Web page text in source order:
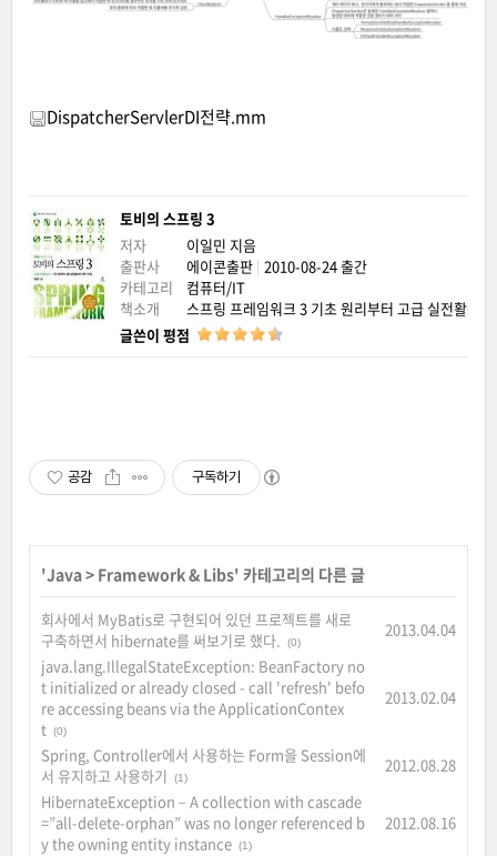
DispatcherServlerDI전략.mm
토비의 스프링 3
저자
이일민 지음
출판사
에이콘출판 | 2010-08-24 출간
카테고리
컴퓨터/IT
책소개
스프링 프레임워크 3 기초 원리부터 고급 실전활용
글쓴이 평점
공감 구독하기
'Java> Framework & Libs' 카테고리의 다른 글
회사에서 MyBatis로 구현되어 있던 프로젝트를 새로
구축하면서 hibernate를 써보기로 했다.
(0)
2013.04.04
java.lang.IllegalStateException: BeanFactory no
t initialized or already closed - call 'refresh' befo
re accessing beans via the ApplicationContex
t (0)
2013.02.04
Spring, Controller에서 사용하는 Form을 Session에
서 유지하고 사용하기
(1)
2012.08.28
HibernateException – A collection with cascade
=”all-delete-orphan” was no longer referenced b
y the owning entity instance (1)
2012.08.16